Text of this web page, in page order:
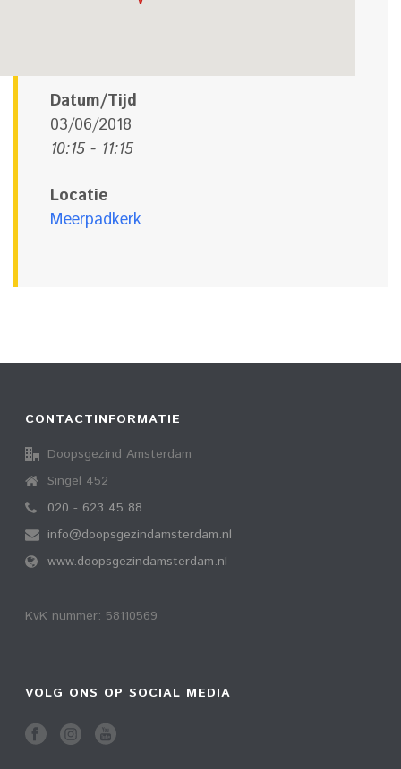
Datum/Tijd
03/06/2018
10:15 - 11:15
Locatie
Meerpadkerk
CONTACTINFORMATIE
Doopsgezind Amsterdam
Singel 452
020 - 623 45 88
info@doopsgezindamsterdam.nl
www.doopsgezindamsterdam.nl
KvK nummer: 58110569
VOLG ONS OP SOCIAL MEDIA